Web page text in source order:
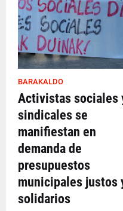
BARAKALDO
Activistas sociales
sindicales se
manifiestan en
demanda de
presupuestos
municipales justos
solidarios